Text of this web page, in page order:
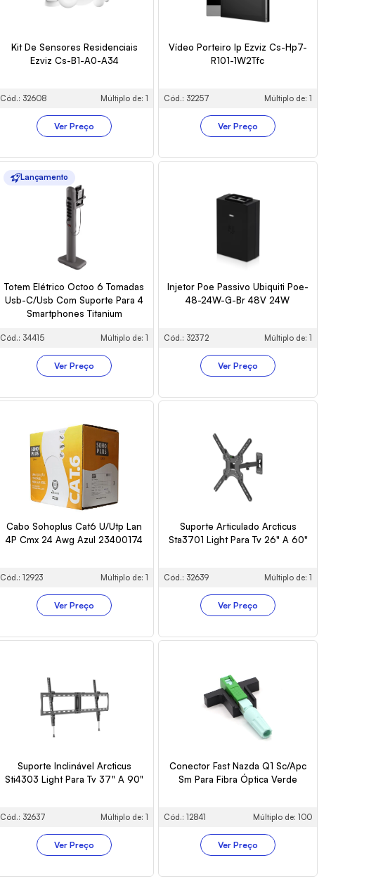
Kit De Sensores Residenciais
Ezviz Cs-B1-A0-A34
Cód.: 32608 Múltiplo de: 1
Ver Preço
Vídeo Porteiro Ip Ezviz Cs-Hp7-
R101-1W2Tfc
Cód.: 32257 Múltiplo de: 1
Ver Preço
Lançamento
Totem Elétrico Octoo 6 Tomadas
Usb-C/Usb Com Suporte Para 4
Smartphones Titanium
Cód.: 34415 Múltiplo de: 1
Ver Preço
Injetor Poe Passivo Ubiquiti Poe-
48-24W-G-Br 48V 24W
Cód.: 32372 Múltiplo de: 1
Ver Preço
Cabo Sohoplus Cat6 U/Utp Lan
4P Cmx 24 Awg Azul 23400174
Cód.: 12923 Múltiplo de: 1
Ver Preço
Suporte Articulado Arcticus
Sta3701 Light Para Tv 26" A 60"
Cód.: 32639 Múltiplo de: 1
Ver Preço
Suporte Inclinável Arcticus
Sti4303 Light Para Tv 37" A 90"
Cód.: 32637 Múltiplo de: 1
Ver Preço
Conector Fast Nazda Q1 Sc/Apc
Sm Para Fibra Óptica Verde
Cód.: 12841 Múltiplo de: 100
Ver Preço